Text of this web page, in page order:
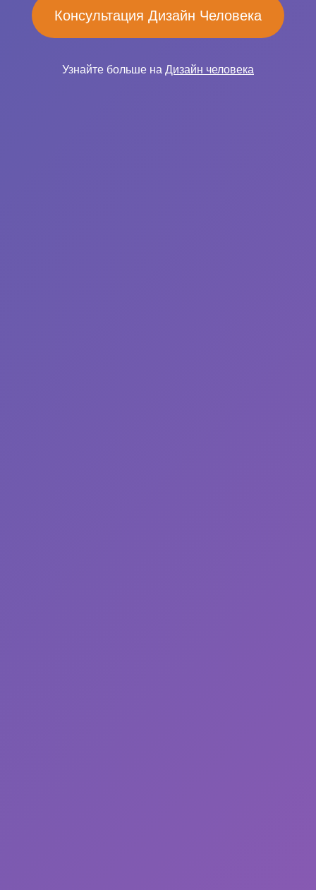
Консультация Дизайн Человека
Узнайте больше на Дизайн человека